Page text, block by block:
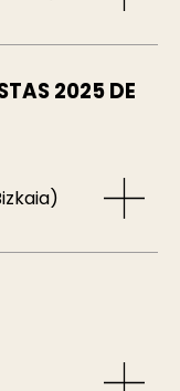
2025 DE